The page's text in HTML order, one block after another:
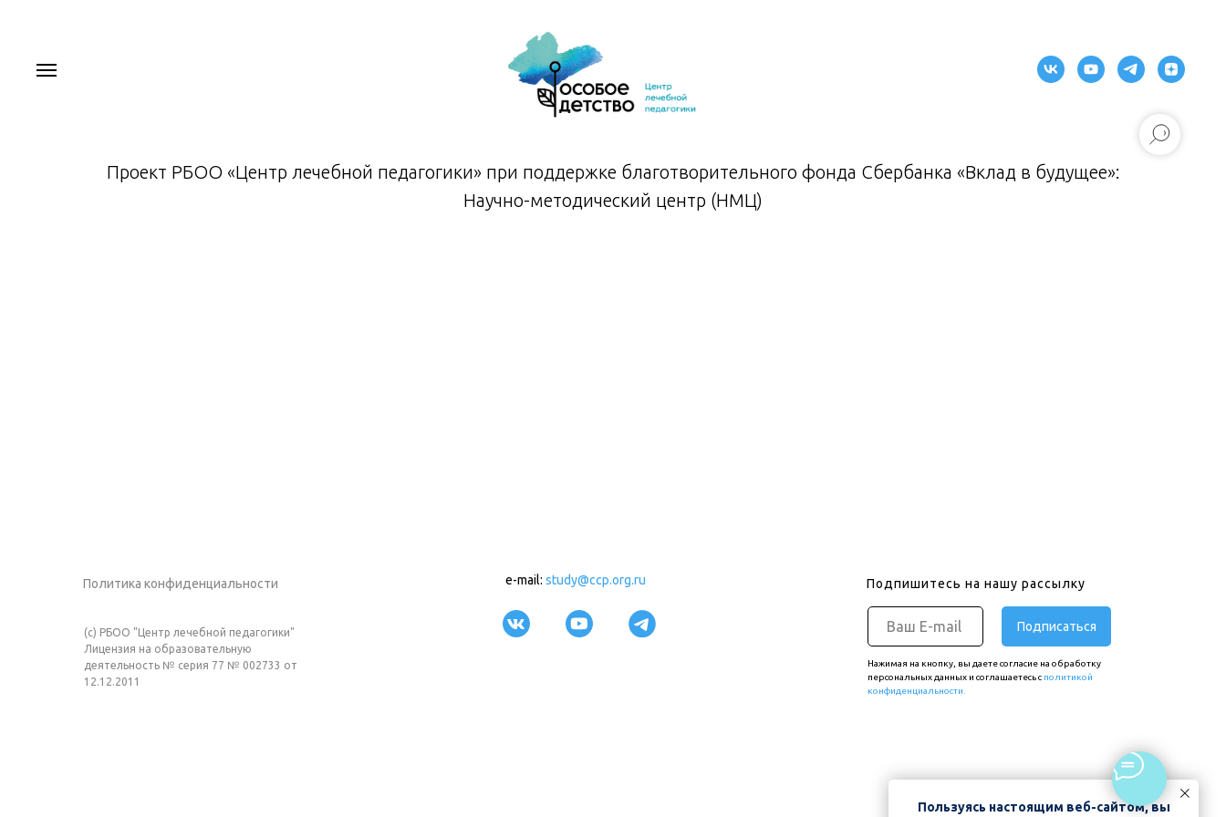
Проект РБОО «Центр лечебной педагогики» при поддержке благотворительного фонда Сбербанка «Вклад в будущее»:
Научно-методический центр (НМЦ)
Политика конфиденциальности
Подписаться
(c) РБОО "Центр лечебной педагогики"
Лицензия на образовательную
деятельность № серия 77 № 002733 от
12.12.2011
Подпишитесь на нашу рассылку
Нажимая на кнопку, вы даете согласие на обработку
персональных данных и соглашаетесь c политикой
конфиденциальности.
e-mail: study@ccp.org.ru
Пользуясь настоящим веб-сайтом, вы